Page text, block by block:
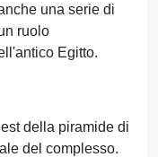
una serie di
ruolo
Egitto.
della piramide di
del complesso.